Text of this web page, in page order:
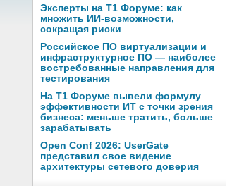
Эксперты на Т1 Форуме: как
множить ИИ-возможности,
сокращая риски
Российское ПО виртуализации и
инфраструктурное ПО — наиболее
востребованные направления для
тестирования
На Т1 Форуме вывели формулу
эффективности ИТ с точки зрения
бизнеса: меньше тратить, больше
зарабатывать
Open Conf 2026: UserGate
представил свое видение
архитектуры сетевого доверия